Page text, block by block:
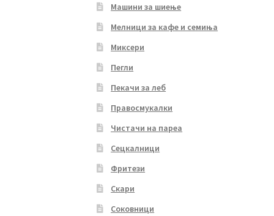
Машини за шиење
Мелници за кафе и семиња
Миксери
Пегли
Пекачи за леб
Правосмукалки
Чистачи на пареа
Сецкалници
Фритези
Скари
Соковници